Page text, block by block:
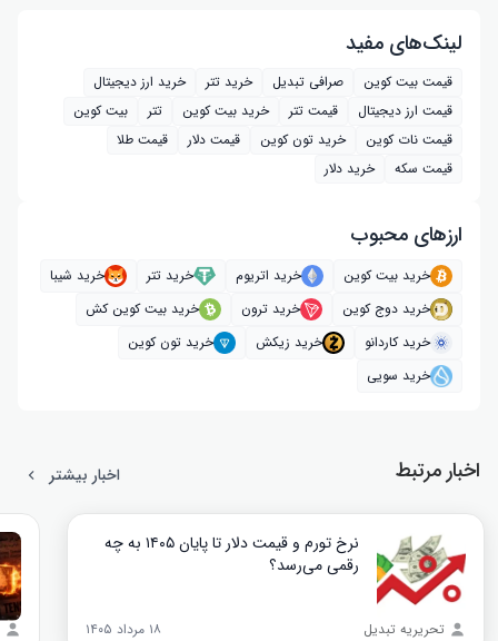
لینک‌های مفید
قیمت بیت کوین صرافی تبدیل خرید تتر
خرید ارز دیجیتال
قیمت ارز دیجیتال
قیمت تتر خرید بیت‌ کوین تتر
بیت کوین
قیمت نات کوین
خرید تون کوین قیمت دلار
قیمت طلا
قیمت سکه
خرید دلار
ارز‌های محبوب
خرید بیت کوین خرید اتریوم خرید تتر
خرید شیبا
خرید دوج کوین
خرید ترون
خرید بیت کوین کش
خرید کاردانو
خرید زیکش
خرید تون کوین
خرید سویی
اخبار مرتبط اخبار بیشتر
نرخ تورم و قیمت دلار تا پایان ۱۴۰۵ به چه
رقمی می‌رسد؟
تحریریه تبدیل ۱۸ مرداد ۱۴۰۵